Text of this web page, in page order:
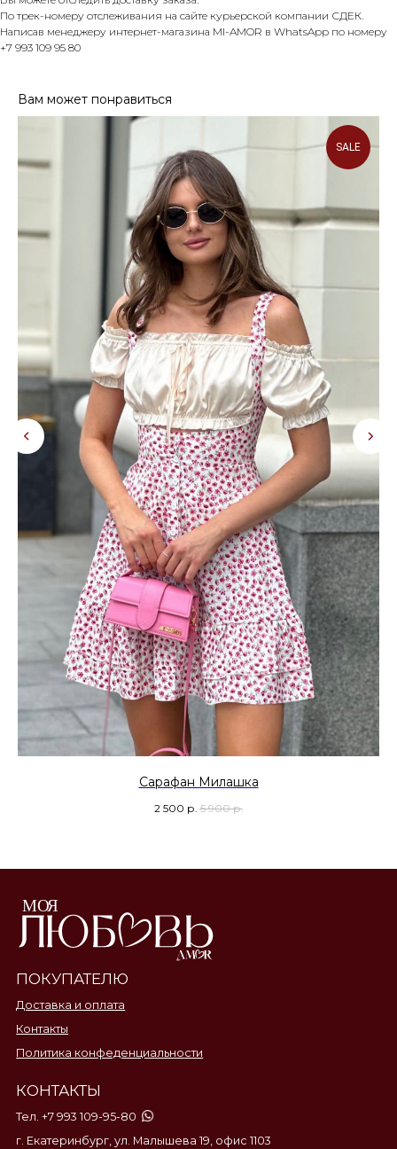
По трек-номеру отслеживания на сайте курьерской компании СДЕК.
Написав менеджеру интернет-магазина MI-AMOR в WhatsApp по номеру
+7 993 109 95 80
Вам может понравиться
SALE
Сарафан Милашка
2 500 р. 5 900 р.
ПОКУПАТЕЛЮ
Политика конфеденциальности
Тел. +7 993 109-95-80
Понедельник - суббота с 11:00 до
20:00 по Свердловскому времени
© MIAMOR.STORE / 2026
*признана экстремистской организацией в РФ
г. Екатеринбург, ул. Малышева 19, офис 1103